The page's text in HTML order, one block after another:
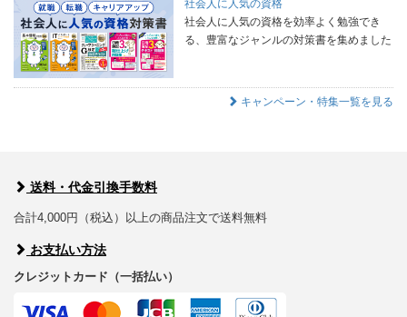
社会人に人気の資格
社会人に人気の資格を効率よく勉強でき
る、豊富なジャンルの対策書を集めました
キャンペーン・特集一覧を見る
送料・代金引換手数料
合計4,000円（税込）以上の商品注文で送料無料
お支払い方法
クレジットカード（一括払い）